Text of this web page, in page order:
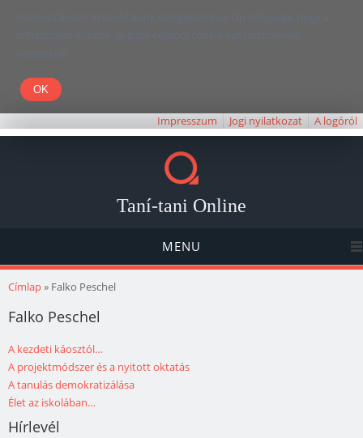
Kedves Olvasó! Weboldalunk böngészésével Ön elfogadja, hogy a
felhasználói élmény javítása céljából cookie-kat használunk.
Köszönjük!
Impresszum Jogi nyilatkozat A logóról
Taní-tani Online
MENU
Jelenlegi hely
Címlap» Falko Peschel
Falko Peschel
A kezdeti káosztól…
A projektmódszer és a nyitott oktatás
A tanulás demokratizálása
Élet az iskolában…
Hírlevél